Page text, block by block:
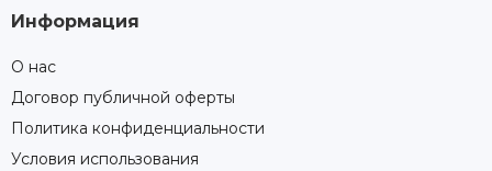
Информация
О нас
Договор публичной оферты
Политика конфиденциальности
Условия использования